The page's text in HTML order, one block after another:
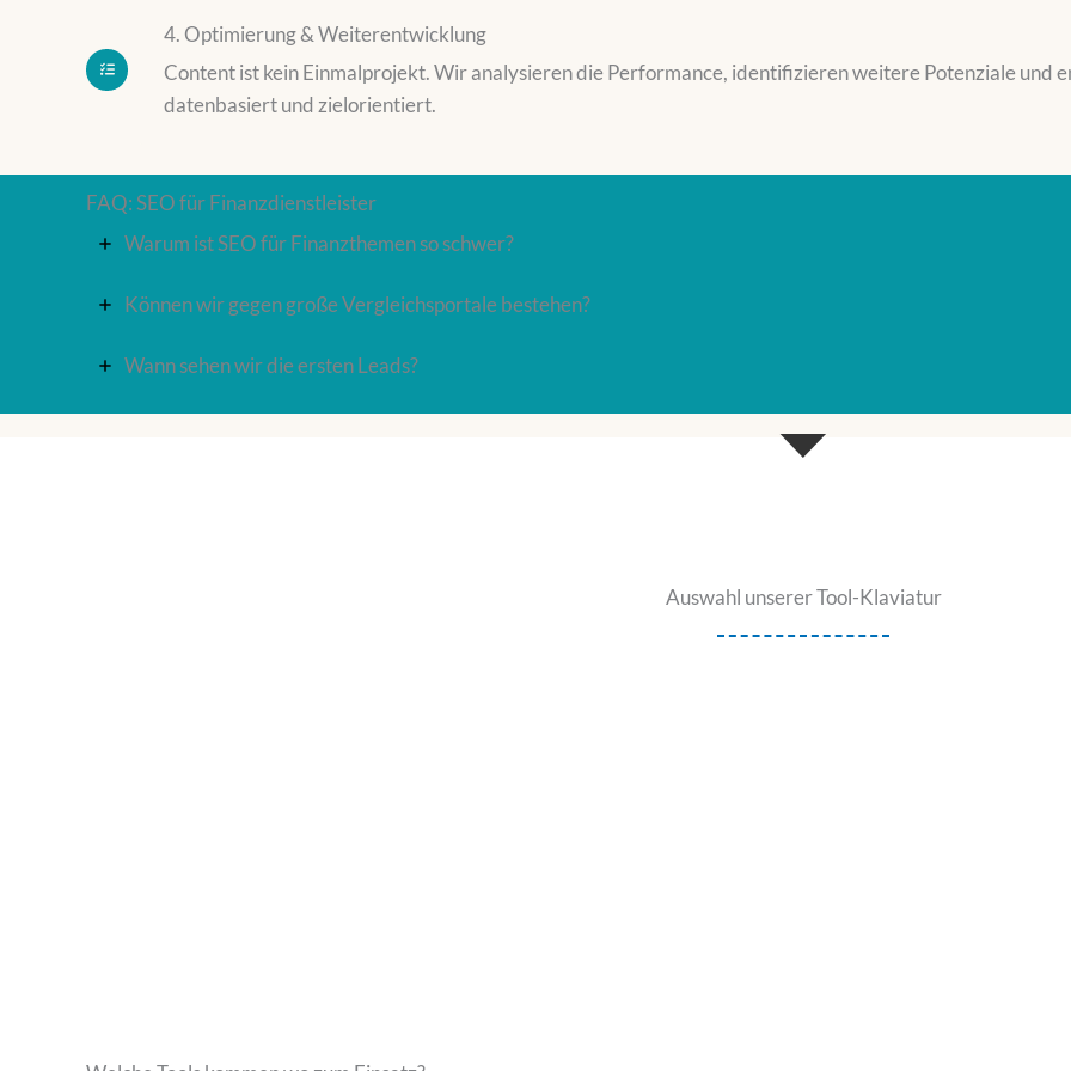
4. Optimierung & Weiterentwicklung
Content ist kein Einmalprojekt. Wir analysieren die Performance, identifizieren weitere Potenziale und
datenbasiert und zielorientiert.
FAQ: SEO für Finanzdienstleister
Warum ist SEO für Finanzthemen so schwer?
Können wir gegen große Vergleichsportale bestehen?
Wann sehen wir die ersten Leads?
Auswahl unserer Tool-Klaviatur